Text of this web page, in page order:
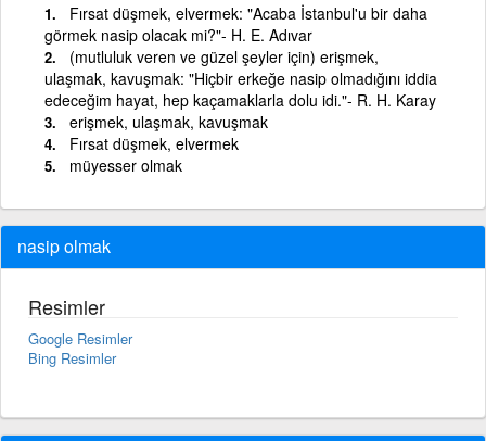
Fırsat düşmek, elvermek: "Acaba İstanbul'u bir daha
görmek nasip olacak mi?"- H. E. Adıvar
(mutluluk veren ve güzel şeyler için) erişmek,
ulaşmak, kavuşmak: "Hiçbir erkeğe nasip olmadığını iddia
edeceğim hayat, hep kaçamaklarla dolu idi."- R. H. Karay
erişmek, ulaşmak, kavuşmak
Fırsat düşmek, elvermek
müyesser olmak
nasip olmak
Resimler
Google Resimler
Bing Resimler